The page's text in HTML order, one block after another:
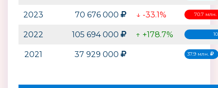
2023 70 676 000 ↓ -33.1% 70.7 млн.
2022 105 694 000 ↑ +178.7%
2021 37 929 000 37.9 млн.